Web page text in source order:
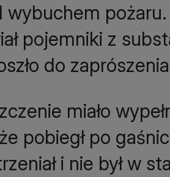
wybuchem
pojemniki z
do
miało
pobiegł po
i nie był w